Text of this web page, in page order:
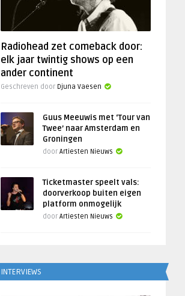
Radiohead zet comeback door:
elk jaar twintig shows op een
ander continent
Geschreven door Djuna Vaesen
Guus Meeuwis met ‘Tour van
Twee’ naar Amsterdam en
Groningen
door Artiesten Nieuws
Ticketmaster speelt vals:
doorverkoop buiten eigen
platform onmogelijk
door Artiesten Nieuws
INTERVIEWS